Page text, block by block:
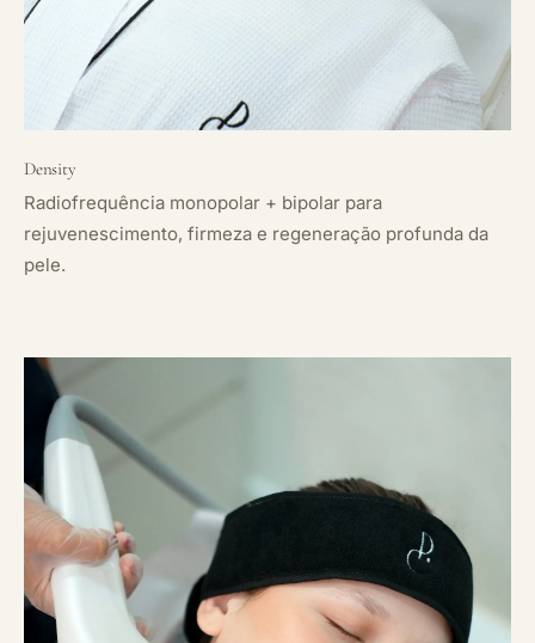
Density
Radiofrequência monopolar + bipolar para
rejuvenescimento, firmeza e regeneração profunda da
pele.